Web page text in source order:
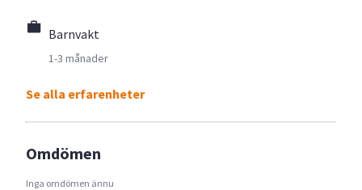
Barnvakt
1-3 månader
Se alla erfarenheter
Omdömen
Inga omdömen ännu